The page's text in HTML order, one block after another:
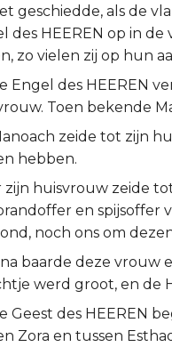
geschiedde, als de
des HEEREN op in
zo vielen zij op hun
Engel des HEEREN
Toen bekende
zeide tot zijn
hebben.
zijn huisvrouw zeide
en spijsoffer
noch ons om
baarde deze vrouw
werd groot, en de
Geest des HEEREN
Zora en tussen